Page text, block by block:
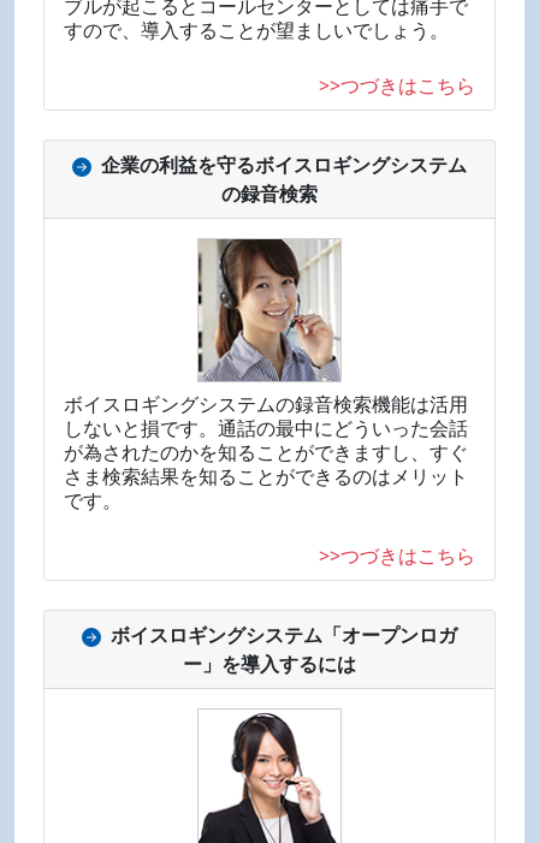
ブルが起こるとコールセンターとしては痛手で
すので、導入することが望ましいでしょう。
>>つづきはこちら
企業の利益を守るボイスロギングシステム
の録音検索
ボイスロギングシステムの録音検索機能は活用
しないと損です。通話の最中にどういった会話
が為されたのかを知ることができますし、すぐ
さま検索結果を知ることができるのはメリット
です。
>>つづきはこちら
ボイスロギングシステム「オープンロガ
ー」を導入するには